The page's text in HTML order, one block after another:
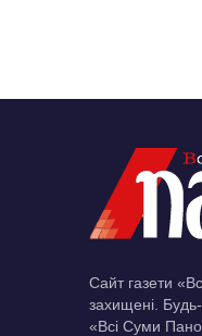
Сайт газети
захищені.
«Всі Суми